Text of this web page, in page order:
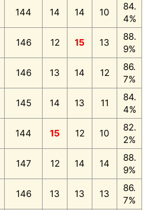
144 14 14 10
84.
4%
146 12 15 13
88.
9%
146 13 14 12
86.
7%
145 14 13 11
84.
4%
144 15 12 10
82.
2%
147 12 14 14
88.
9%
146 13 13 13
86.
7%